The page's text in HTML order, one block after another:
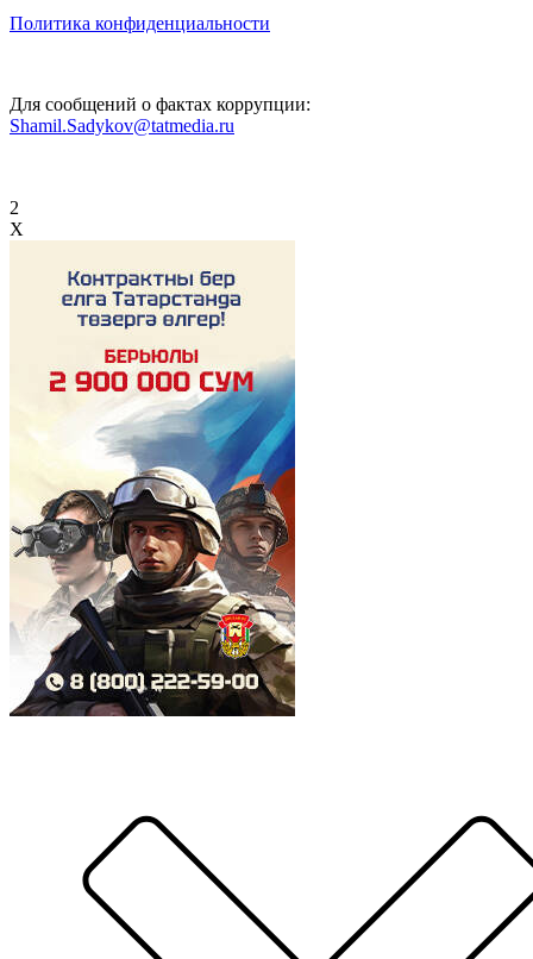
Политика конфиденциальности
Для сообщений о фактах коррупции:
Shamil.Sadykov@tatmedia.ru
2
X